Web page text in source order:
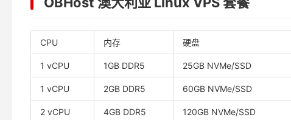
CPU 内存 硬盘
1 vCPU 1GB DDR5 25GB NVMe/SSD
1 vCPU 2GB DDR5 60GB NVMe/SSD
2 vCPU 4GB DDR5 120GB NVMe/SSD